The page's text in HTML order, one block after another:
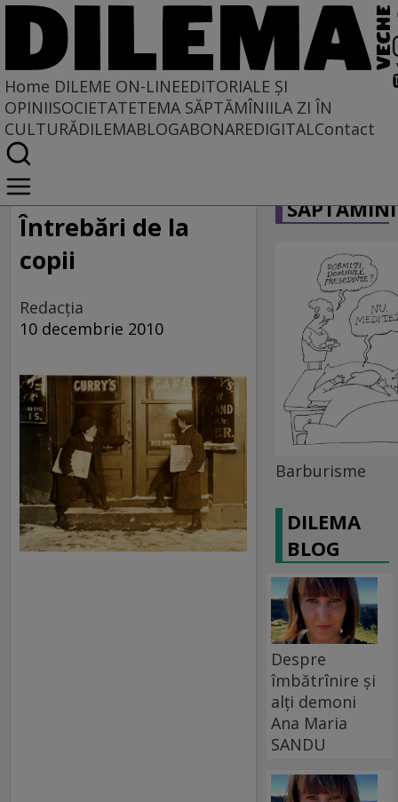
Home DILEME ON-LINEEDITORIALE ȘI
OPINIISOCIETATETEMA SĂPTĂMÎNIILA ZI ÎN
CULTURĂDILEMABLOGABONAREDIGITALContact
Home
Dileme on-line
Întrebări de la
copii
Redacţia
10 decembrie 2010
Barburisme
DILEMA
BLOG
Despre
îmbătrînire și
alți demoni
Ana Maria
SANDU